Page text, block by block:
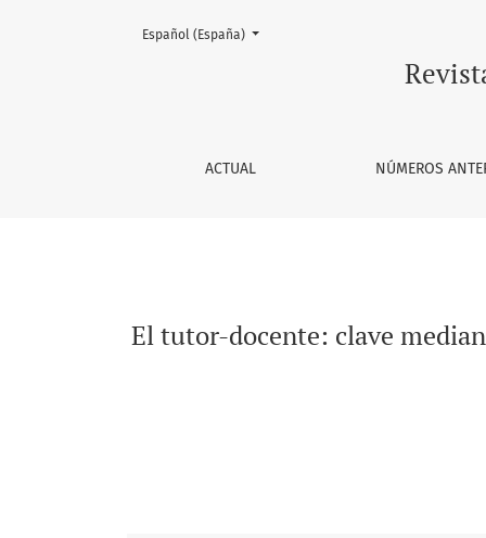
El tutor-docente: clave mediante el
ACTUAL NÚMEROS
Cambiar el idioma. El actual es:
Español (España)
El tutor-docente: clave